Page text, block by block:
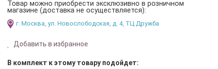
Товар можно приобрести эксклюзивно в розничном
магазине (доставка не осуществляется):
г. Москва, ул. Новослободская, д. 4, ТЦ Дружба
Добавить в избранное
В комплект к этому товару подойдет: